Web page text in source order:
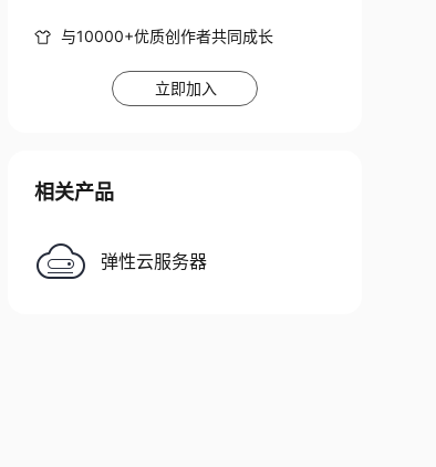
与10000+优质创作者共同成长
立即加入
相关产品
弹性云服务器